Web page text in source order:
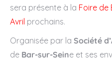
sera présente à la Foire de
Avril prochains.
Organisée par la Société
de Bar-sur-Seine et ses